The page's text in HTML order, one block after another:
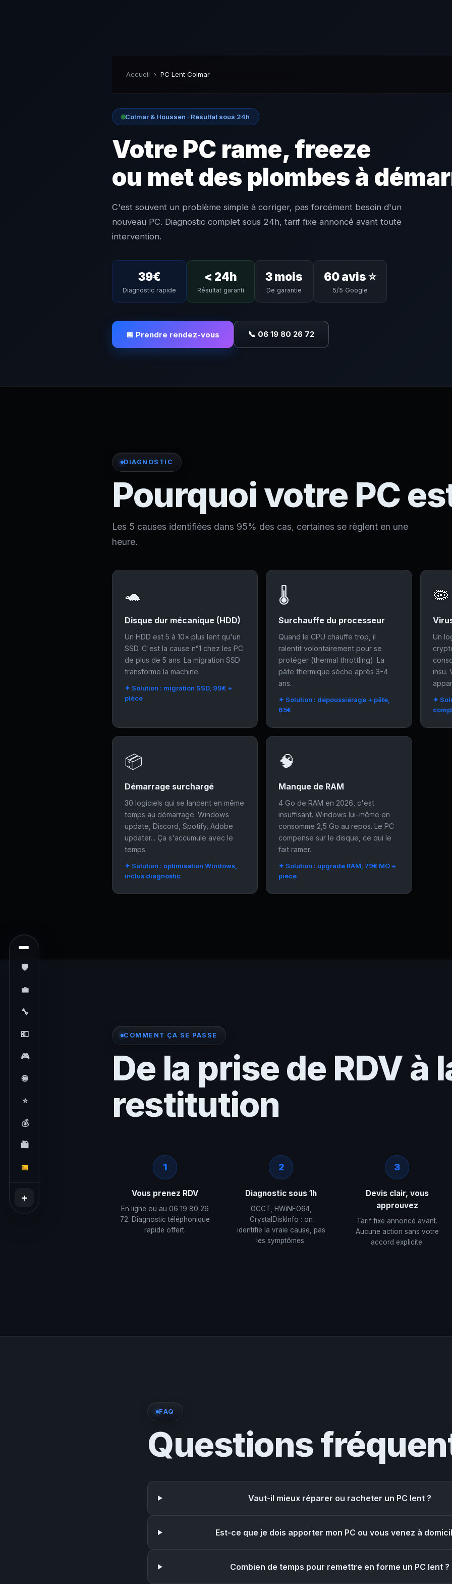
🛡️
💼
🔧
💶
🎮
🌐
⭐
💰
🛍️
📅
Accueil › PC Lent Colmar
Colmar & Houssen · Résultat sous 24h
Votre PC rame, freeze
ou met des plombes à
C'est souvent un problème simple à corriger, pas forcément besoin d'un
nouveau PC. Diagnostic complet sous 24h, tarif fixe annoncé avant toute
intervention.
39€
Diagnostic rapide
< 24h
Résultat garanti
3 mois
De garantie
60 avis ⭐
5/5 Google
📅 Prendre rendez-vous 📞 06 19 80 26 72
DIAGNOSTIC
Pourquoi votre PC
Les 5 causes identifiées dans 95% des cas, certaines se règlent en une
heure.
🐢
Disque dur mécanique (HDD)
Un HDD est 5 à 10× plus lent qu'un
SSD. C'est la cause n°1 chez les PC
de plus de 5 ans. La migration SSD
transforme la machine.
✦ Solution : migration SSD, 99€ +
pièce
🌡️
Surchauffe du processeur
Quand le CPU chauffe trop, il
ralentit volontairement pour se
protéger (thermal throttling). La
pâte thermique sèche après 3-4
ans.
✦ Solution : dépoussiérage + pâte,
65€
🦠
Un
insu.
✦
📦
Démarrage surchargé
30 logiciels qui se lancent en même
temps au démarrage. Windows
update, Discord, Spotify, Adobe
updater... Ça s'accumule avec le
temps.
✦ Solution : optimisation Windows,
inclus diagnostic
🧠
Manque de RAM
4 Go de RAM en 2026, c'est
insuffisant. Windows lui-même en
consomme 2,5 Go au repos. Le PC
compense sur le disque, ce qui le
fait ramer.
✦ Solution : upgrade RAM, 79€ MO +
pièce
COMMENT ÇA SE PASSE
De la prise de RDV à
restitution
1
Vous prenez RDV
En ligne ou au 06 19 80 26
72. Diagnostic téléphonique
rapide offert.
2
Diagnostic sous 1h
OCCT, HWiNFO64,
CrystalDiskInfo : on
identifie la vraie cause, pas
les symptômes.
3
Devis clair, vous
approuvez
Tarif fixe annoncé avant.
Aucune action sans votre
accord explicite.
FAQ
Questions
Vaut-il mieux réparer ou racheter un PC lent ?
Est-ce que je dois apporter mon PC ou vous venez à
Combien de temps pour remettre en forme un PC lent ?